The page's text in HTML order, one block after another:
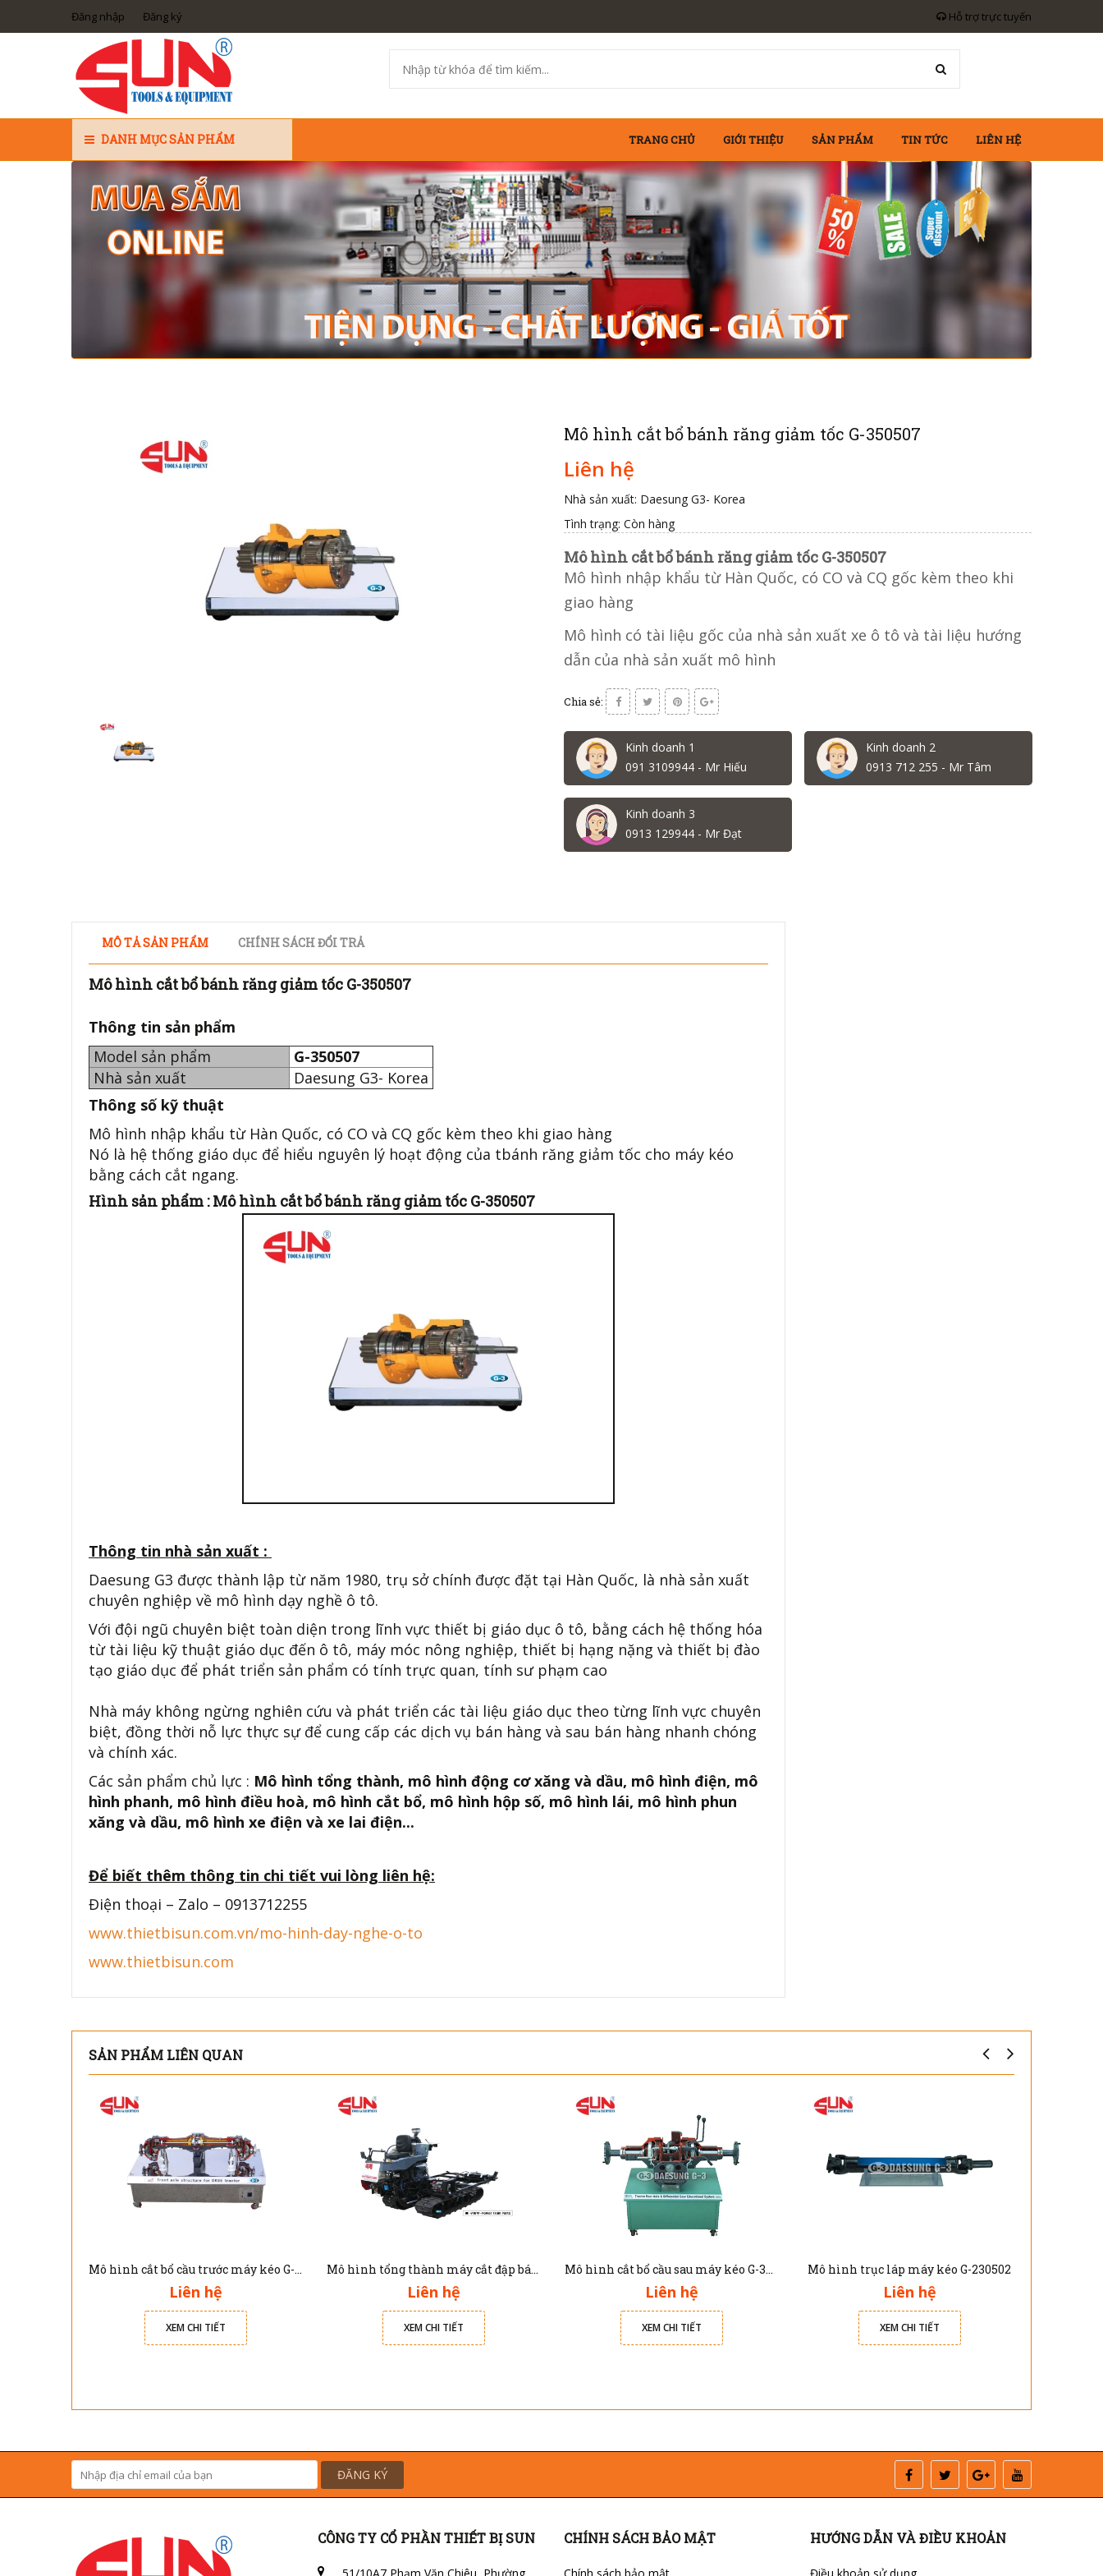
Đăng nhập Đăng ký Hỗ trợ trực tuyến
DANH MỤC SẢN PHẨM TRANG CHỦ GIỚI THIỆU SẢN PHẨM TIN TỨC LIÊN HỆ
Mô hình cắt bổ bánh răng giảm tốc G-350507
Liên hệ
Nhà sản xuất: Daesung G3- Korea
Tình trạng: Còn hàng
Mô hình cắt bổ bánh răng giảm tốc G-350507
Mô hình nhập khẩu từ Hàn Quốc, có CO và CQ gốc kèm theo khi
giao hàng
Mô hình có tài liệu gốc của nhà sản xuất xe ô tô và tài liệu hướng
dẫn của nhà sản xuất mô hình
Chia sẻ:
Kinh doanh 1
091 3109944 - Mr Hiếu
Kinh doanh 2
0913 712 255 - Mr Tâm
Kinh doanh 3
0913 129944 - Mr Đạt
MÔ TẢ SẢN PHẨM CHÍNH SÁCH ĐỔI TRẢ
Mô hình cắt bổ bánh răng giảm tốc G-350507
Thông tin sản phẩm
Model sản phẩm
G-350507
Nhà sản xuất
Daesung G3- Korea
Thông số kỹ thuật
Mô hình nhập khẩu từ Hàn Quốc, có CO và CQ gốc kèm theo khi giao hàng
Nó là hệ thống giáo dục để hiểu nguyên lý hoạt động của tbánh răng giảm tốc cho máy kéo
bằng cách cắt ngang.
Hình sản phẩm : Mô hình cắt bổ bánh răng giảm tốc G-350507
Thông tin nhà sản xuất :
Daesung G3 được thành lập từ năm 1980, trụ sở chính được đặt tại Hàn Quốc, là nhà sản xuất
chuyên nghiệp về mô hình dạy nghề ô tô.
Với đội ngũ chuyên biệt toàn diện trong lĩnh vực thiết bị giáo dục ô tô, bằng cách hệ thống hóa
từ tài liệu kỹ thuật giáo dục đến ô tô, máy móc nông nghiệp, thiết bị hạng nặng và thiết bị đào
tạo giáo dục để phát triển sản phẩm có tính trực quan, tính sư phạm cao
Nhà máy không ngừng nghiên cứu và phát triển các tài liệu giáo dục theo từng lĩnh vực chuyên
biệt, đồng thời nỗ lực thực sự để cung cấp các dịch vụ bán hàng và sau bán hàng nhanh chóng
và chính xác.
Các sản phẩm chủ lực : Mô hình tổng thành, mô hình động cơ xăng và dầu, mô hình điện, mô
hình phanh, mô hình điều hoà, mô hình cắt bổ, mô hình hộp số, mô hình lái, mô hình phun
xăng và dầu, mô hình xe điện và xe lai điện...
Để biết thêm thông tin chi tiết vui lòng liên hệ:
Điện thoại – Zalo – 0913712255
www.thietbisun.com.vn/mo-hinh-day-nghe-o-to
www.thietbisun.com
SẢN PHẨM LIÊN QUAN
Mô hình cắt bổ cầu trước máy kéo G-340901
Liên hệ
XEM CHI TIẾT
Mô hình tổng thành máy cắt đập bánh xích G-341501
Liên hệ
XEM CHI TIẾT
Mô hình cắt bổ cầu sau máy kéo G-341102
Liên hệ
XEM CHI TIẾT
Mô hình trục láp máy kéo G-230502
Liên hệ
XEM CHI TIẾT
ĐĂNG KÝ
CÔNG TY CỔ PHẦN THIẾT BỊ SUN CHÍNH SÁCH BẢO MẬT HƯỚNG DẪN VÀ ĐIỀU KHOẢN